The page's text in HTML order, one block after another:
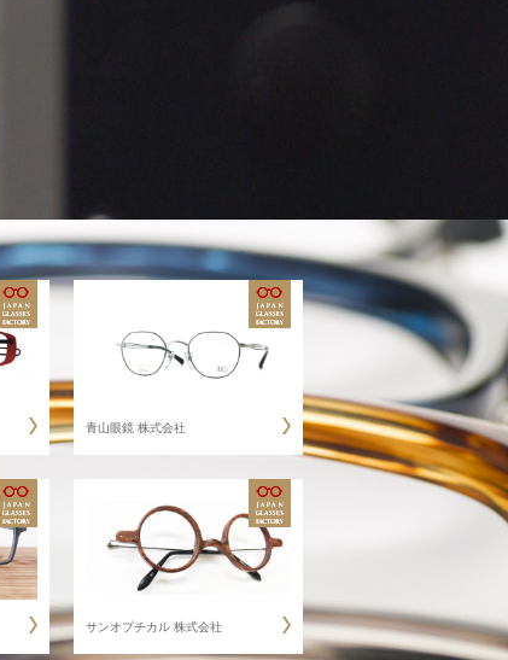
青山眼鏡 株式会社
サンオプチカル 株式会社